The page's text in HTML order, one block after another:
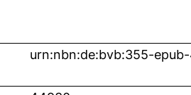
urn:nbn:de:bvb:355-